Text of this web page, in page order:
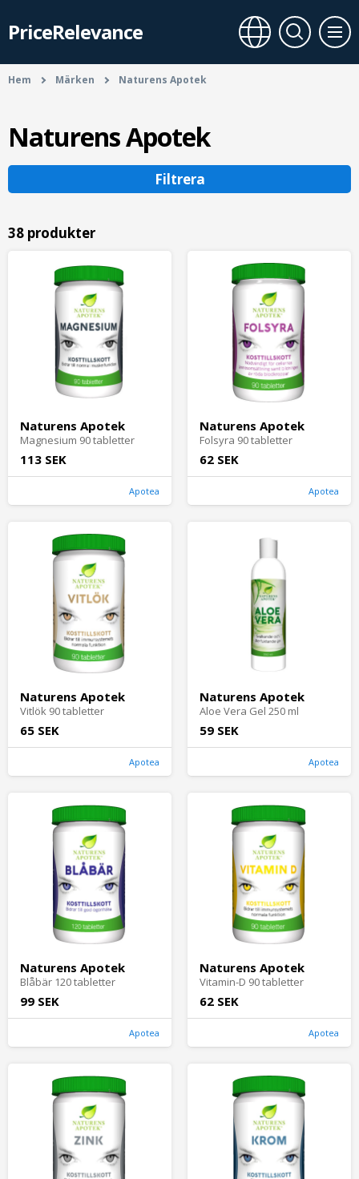
PriceRelevance
Hem Märken Naturens Apotek
Naturens Apotek
Filtrera
38 produkter
Naturens Apotek
Magnesium 90 tabletter
113 SEK
Apotea
Naturens Apotek
Folsyra 90 tabletter
62 SEK
Apotea
Naturens Apotek
Vitlök 90 tabletter
65 SEK
Apotea
Naturens Apotek
Aloe Vera Gel 250 ml
59 SEK
Apotea
Naturens Apotek
Blåbär 120 tabletter
99 SEK
Apotea
Naturens Apotek
Vitamin-D 90 tabletter
62 SEK
Apotea